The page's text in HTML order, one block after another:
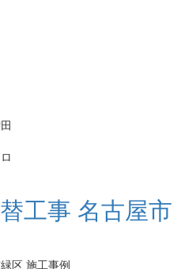
工事 名古屋市
区 施工事例